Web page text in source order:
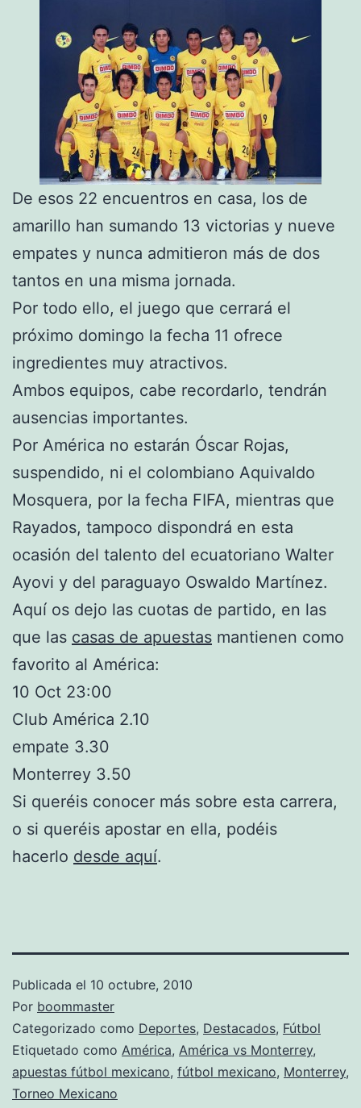
De esos 22 encuentros en casa, los de
amarillo han sumando 13 victorias y nueve
empates y nunca admitieron más de dos
tantos en una misma jornada.
Por todo ello, el juego que cerrará el
próximo domingo la fecha 11 ofrece
ingredientes muy atractivos.
Ambos equipos, cabe recordarlo, tendrán
ausencias importantes.
Por América no estarán Óscar Rojas,
suspendido, ni el colombiano Aquivaldo
Mosquera, por la fecha FIFA, mientras que
Rayados, tampoco dispondrá en esta
ocasión del talento del ecuatoriano Walter
Ayovi y del paraguayo Oswaldo Martínez.
Aquí os dejo las cuotas de partido, en las
que las casas de apuestas mantienen como
favorito al América:
10 Oct 23:00
Club América 2.10
empate 3.30
Monterrey 3.50
Si queréis conocer más sobre esta carrera,
o si queréis apostar en ella, podéis
hacerlo desde aquí.
Publicada el 10 octubre, 2010
Por boommaster
Categorizado como Deportes, Destacados, Fútbol
Etiquetado como América, América vs Monterrey,
apuestas fútbol mexicano, fútbol mexicano, Monterrey,
Torneo Mexicano